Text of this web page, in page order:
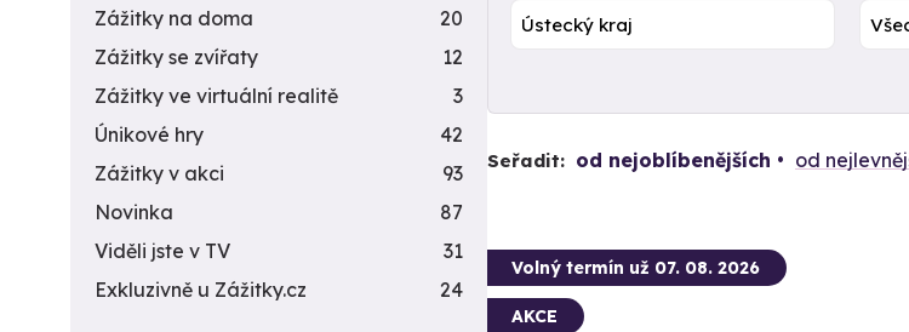
Seřadit: od nejoblíbenějších od
Volný termín už 07. 08. 2026
AKCE
Zážitky na doma
20
Zážitky se zvířaty
12
Zážitky ve virtuální realitě
3
Únikové hry
42
Zážitky v akci
93
Novinka
87
Viděli jste v TV
31
Exkluzivně u Zážitky.cz
24